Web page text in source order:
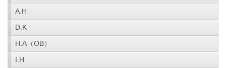
A.H
D.K
H.A（OB）
I.H